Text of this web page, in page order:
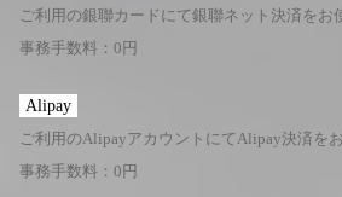
ご利用の銀聯カードにて銀聯ネット決済をお
事務手数料：0円
Alipay
ご利用のAlipayアカウントにてAlipay決済を
事務手数料：0円